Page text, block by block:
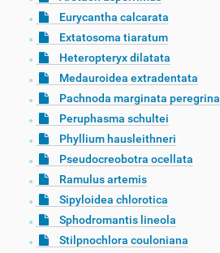
Eurycantha calcarata
Extatosoma tiaratum
Heteropteryx dilatata
Medauroidea extradentata
Pachnoda marginata peregrina
Peruphasma schultei
Phyllium hausleithneri
Pseudocreobotra ocellata
Ramulus artemis
Sipyloidea chlorotica
Sphodromantis lineola
Stilpnochlora couloniana